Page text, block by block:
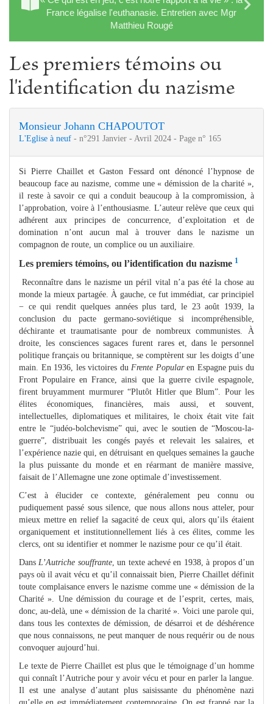
France légalise l'euthanasie. Entretien avec Mgr
Matthieu Rougé
Les premiers témoins ou
l'identification du nazisme
Monsieur Johann CHAPOUTOT
L'Eglise à neuf - n°291 Janvier - Avril 2024 - Page n° 165
Si Pierre Chaillet et Gaston Fessard ont dénoncé l’hypnose de
beaucoup face au nazisme, comme une « démission de la charité »,
il reste à savoir ce qui a conduit beaucoup à la compromission, à
l’approbation, voire à l’enthousiasme. L’auteur relève que ceux qui
adhérent aux principes de concurrence, d’exploitation et de
domination n’ont aucun mal à trouver dans le nazisme un
compagnon de route, un complice ou un auxiliaire.
Les premiers témoins, ou l’identification du nazisme 1
Reconnaître dans le nazisme un péril vital n’a pas été la chose au
monde la mieux partagée. À gauche, ce fut immédiat, car principiel
− ce qui rendit quelques années plus tard, le 23 août 1939, la
conclusion du pacte germano-soviétique si incompréhensible,
déchirante et traumatisante pour de nombreux communistes. À
droite, les consciences sagaces furent rares et, dans le personnel
politique français ou britannique, se comptèrent sur les doigts d’une
main. En 1936, les victoires du Frente Popularen Espagne puis du
Front Populaire en France, ainsi que la guerre civile espagnole,
firent bruyamment murmurer “Plutôt Hitler que Blum”. Pour les
élites économiques, financières, mais aussi, et souvent,
intellectuelles, diplomatiques et militaires, le choix était vite fait
entre le “judéo-bolchevisme” qui, avec le soutien de “Moscou-la-
guerre”, distribuait les congés payés et relevait les salaires, et
l’expérience nazie qui, en détruisant en quelques semaines la gauche
la plus puissante du monde et en réarmant de manière massive,
faisait de l’Allemagne une zone optimale d’investissement.
C’est à élucider ce contexte, généralement peu connu ou
pudiquement passé sous silence, que nous allons nous atteler, pour
mieux mettre en relief la sagacité de ceux qui, alors qu’ils étaient
organiquement et institutionnellement liés à ces élites, comme les
clercs, ont su identifier et nommer le nazisme pour ce qu’il était.
Dans L’Autriche souffrante, un texte achevé en 1938, à propos d’un
pays où il avait vécu et qu’il connaissait bien, Pierre Chaillet définit
toute complaisance envers le nazisme comme une « démission de la
Charité ». Une démission du courage et de l’esprit, certes, mais,
donc, au-delà, une « démission de la charité ». Voici une parole qui,
dans tous les contextes de démission, de désarroi et de déshérence
que nous connaissons, ne peut manquer de nous requérir ou de nous
convoquer aujourd’hui.
Le texte de Pierre Chaillet est plus que le témoignage d’un homme
qui connaît l’Autriche pour y avoir vécu et pour en parler la langue.
Il est une analyse d’autant plus saisissante du phénomène nazi